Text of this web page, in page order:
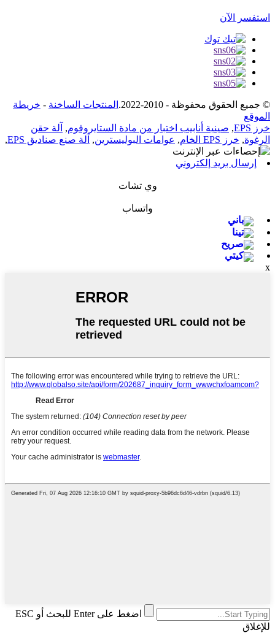
استفسر الآن
© جميع الحقوق محفوظة - 2010-2022. المنتجات الساخنة - خريطة
الموقع
خرز EPS
, صينية أنابيب اختبار من مادة الستايروفوم, آلة حقن
الرغوة, خرز EPS الخام , عوامات البوليسترين, آلة صنع صناديق EPS ,
إرسال بريد إلكتروني
وي تشات
واتساب
باني
تينا
صريح
كيتي
x
اضغط على Enter للبحث أو ESC
للإغلاق